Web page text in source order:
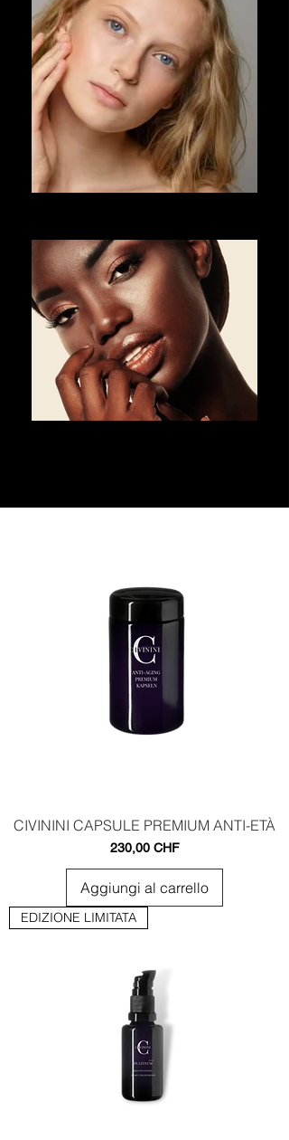
CIVININI CAPSULE PREMIUM ANTI-ETÀ
Prezzo
230,00 CHF
Aggiungi al carrello
EDIZIONE LIMITATA